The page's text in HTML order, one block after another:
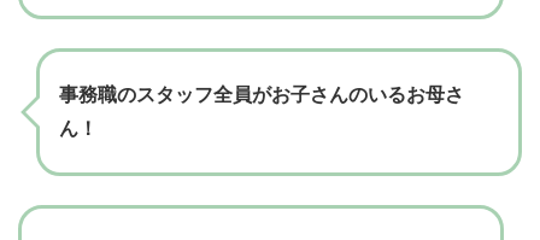
事務職のスタッフ全員がお子さんのいるお母さ
ん！